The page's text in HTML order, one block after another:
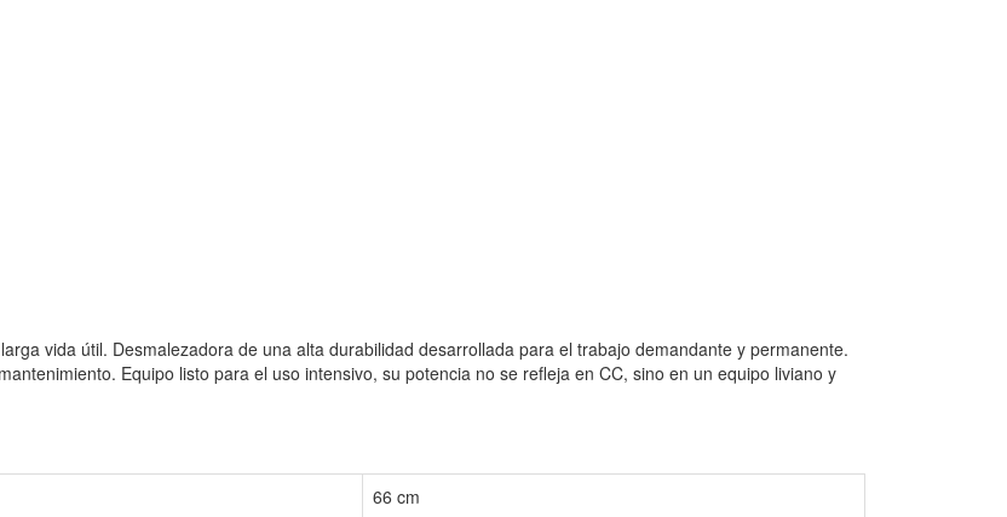
vida útil. Desmalezadora de una alta durabilidad desarrollada para el trabajo demandante y permanente.
Equipo listo para el uso intensivo, su potencia no se refleja en CC, sino en un equipo liviano y
66 cm